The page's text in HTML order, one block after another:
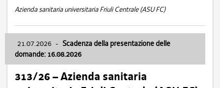
Azienda sanitaria universitaria Friuli Centrale (ASU FC)
21.07.2026 - Scadenza della presentazione delle
domande: 16.08.2026
313/26 – Azienda sanitaria